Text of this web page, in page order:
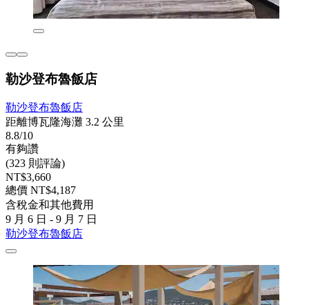
勒沙登布魯飯店
勒沙登布魯飯店
距離博瓦隆海灘 3.2 公里
8.8/10
有夠讚
(323 則評論)
NT$3,660
總價 NT$4,187
含稅金和其他費用
9 月 6 日 - 9 月 7 日
勒沙登布魯飯店